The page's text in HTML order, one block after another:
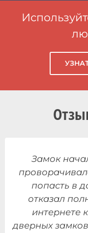
Замок
попасть в
отказал
интернете
дверных